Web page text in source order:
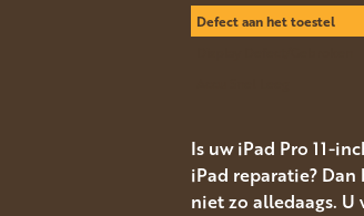
Defect aan het toestel
Is uw iPad Pro 11-
iPad reparatie?
niet zo alledaags.